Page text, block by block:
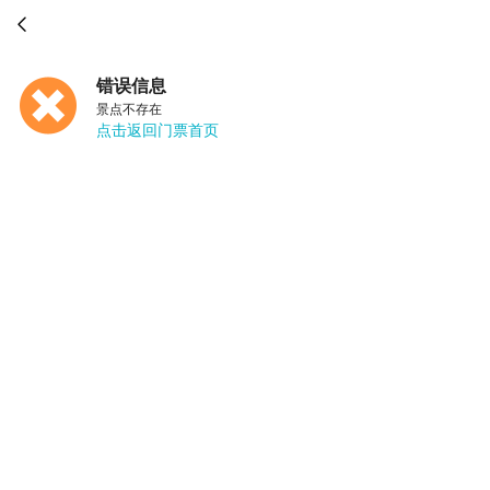

错误信息
景点不存在
点击返回门票首页